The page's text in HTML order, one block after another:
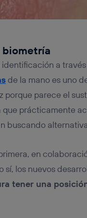
biometría
a
de la mano es uno
porque parece el
que prácticamente
buscando
en
los nuevos
tener una